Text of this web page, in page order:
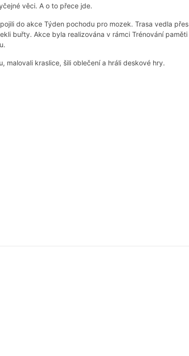
věci. A o to přece jde.
do akce Týden pochodu pro mozek. Trasa vedla
buřty. Akce byla realizována v rámci Trénování paměti
malovali kraslice, šili oblečení a hráli deskové hry.